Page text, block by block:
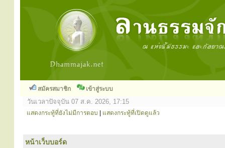
สมัครสมาชิก เข้าสู่ระบบ
วันเวลาปัจจุบัน 07 ส.ค. 2026, 17:15
แสดงกระทู้ที่ยังไม่มีการตอบ แสดงกระทู้ที่เปิดดูแล้ว
หน้าเว็บบอร์ด